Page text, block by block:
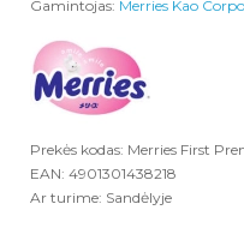
Gamintojas: Merries Kao
Prekės kodas: Merries First
EAN: 4901301438218
Ar turime: Sandėlyje